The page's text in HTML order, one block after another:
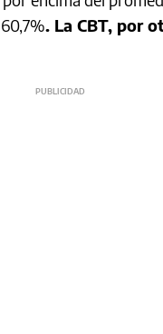
. La CBT, por